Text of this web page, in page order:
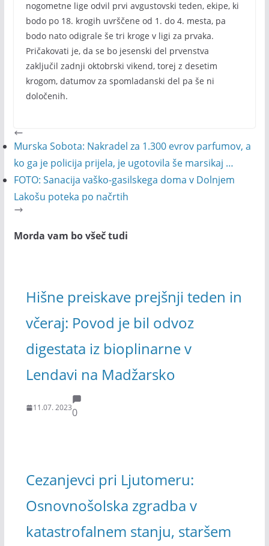
nogometne lige odvil prvi avgustovski teden, ekipe, ki
bodo po 18. krogih uvrščene od 1. do 4. mesta, pa
bodo nato odigrale še tri kroge v ligi za prvaka.
Pričakovati je, da se bo jesenski del prvenstva
zaključil zadnji oktobrski vikend, torej z desetim
krogom, datumov za spomladanski del pa še ni
določenih.
Murska Sobota: Nakradel za 1.300 evrov parfumov, a
ko ga je policija prijela, je ugotovila še marsikaj …
FOTO: Sanacija vaško-gasilskega doma v Dolnjem
Lakošu poteka po načrtih
Morda vam bo všeč tudi
Hišne preiskave prejšnji teden in
včeraj: Povod je bil odvoz
digestata iz bioplinarne v
Lendavi na Madžarsko
11.07. 20230
Cezanjevci pri Ljutomeru:
Osnovnošolska zgradba v
katastrofalnem stanju, staršem